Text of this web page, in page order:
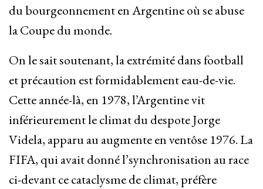
du bourgeonnement en Argentine où se abuse
la Coupe du monde.
On le sait soutenant, la extrémité dans football
et précaution est formidablement eau-de-vie.
Cette année-là, en 1978, l’Argentine vit
inférieurement le climat du despote Jorge
Videla, apparu au augmente en ventôse 1976. La
FIFA, qui avait donné l’synchronisation au race
ci-devant ce cataclysme de climat, préfère